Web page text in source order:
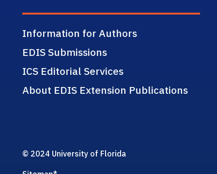
Information for Authors
EDIS Submissions
ICS Editorial Services
About EDIS Extension Publications
© 2024 University of Florida